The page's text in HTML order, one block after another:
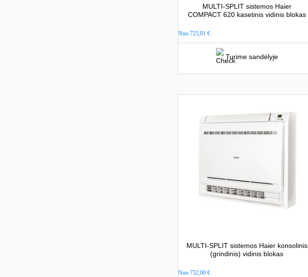
MULTI-SPLIT sistemos Haier
COMPACT 620 kasetinis vidinis blokas
Nuo 725,01 €
Turime sandėlyje
MULTI-SPLIT sistemos Haier konsolinis
(grindinis) vidinis blokas
Nuo 732,00 €